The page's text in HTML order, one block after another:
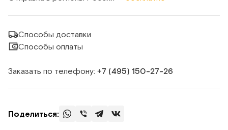
Способы доставки
Способы оплаты
Заказать по телефону: +7 (495) 150‑27‑26
Поделиться: